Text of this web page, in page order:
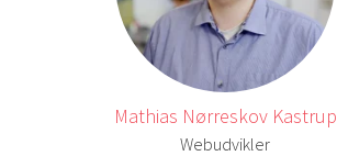
Mathias Nørreskov Kastrup
Webudvikler